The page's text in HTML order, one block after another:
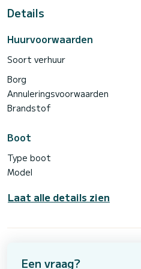
Details
Huurvoorwaarden
Soort verhuur
Borg
Annuleringsvoorwaarden
Brandstof
Boot
Type boot
Model
Laat alle details zien
Een vraag?